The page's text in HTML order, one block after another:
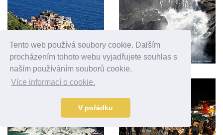
Tento web používá soubory cookie. Dalším
procházením tohoto webu vyjadřujete souhlas s
naším používáním souborů cookie.
Více informací o cookie.
V pořádku